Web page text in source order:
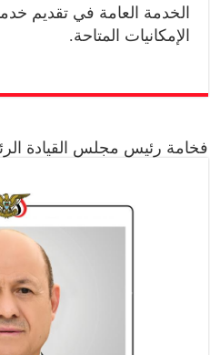
الخدمة العامة في تقديم
الإمكانيات المتاحة.
فخامة رئيس مجلس القيادة